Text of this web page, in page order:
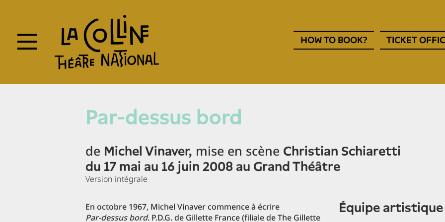
content
entête
HOW TO BOOK? TICKET
Par-dessus bord
de Michel Vinaver, mise en scène Christian Schiaretti
du 17 mai au 16 juin 2008 au Grand Théâtre
Version intégrale
En octobre 1967, Michel Vinaver commence à écrire
Par-dessus bord. P.D.G. de Gillette France (filiale de The Gillette
équipe artistique